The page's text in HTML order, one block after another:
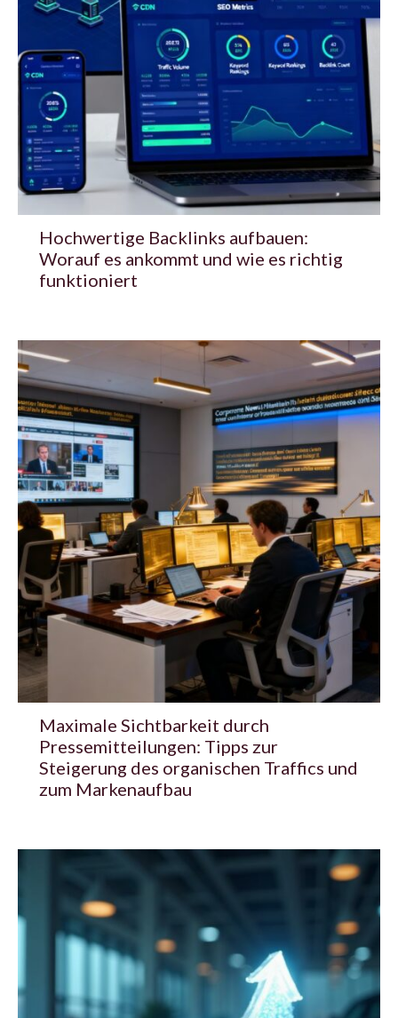
Hochwertige Backlinks aufbauen:
Worauf es ankommt und wie es richtig
funktioniert
Maximale Sichtbarkeit durch
Pressemitteilungen: Tipps zur
Steigerung des organischen Traffics und
zum Markenaufbau